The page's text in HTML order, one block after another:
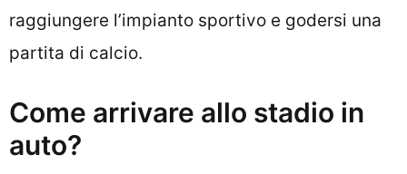
raggiungere l’impianto sportivo e godersi una
partita di calcio.
Come arrivare allo stadio in
auto?